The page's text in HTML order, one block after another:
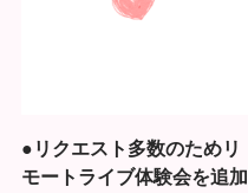
●リクエスト多数のためリ
モートライブ体験会を追加